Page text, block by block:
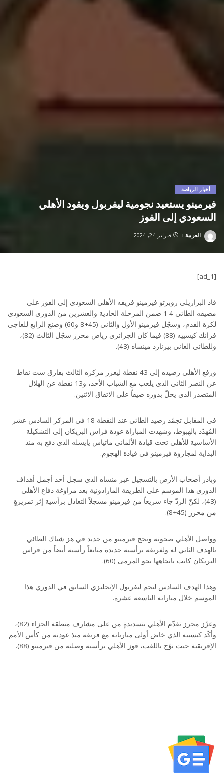
أخبار الرياضة
فيرمينو يستعيد نجومية ليفربول ويقود الأهلي
السعودي إلى الفوز
Posted
العربية فبراير 24, 2024
[ad_1]
قاد البرازيلي روبرتو فيرمينو فريقه الأهلي السعودي إلى الفوز على
مضيفه الطائي 4-1 ضمن المرحلة الحادية والعشرين من الدوري السعودي
لكرة القدم، وسجّل فيرمينو الأول والثاني (45+8 و60) وصنع الرابع للعاجي
فرانك كيسييه (88) فيما كان الجزائري رياض محرز سجّل الثالث (82)،
وللطائي الغاني بيرنارد مينساه (43).
ورفع الأهلي رصيده إلى 43 نقطة ليعزز مركزه الثالث بفارق ست نقاط
عن النصر الثاني الذي يلعب مع الشباب الأحد، و13 نقطة عن الهلال
المتصدر الذي يحلّ بدوره ضيفاً على الاتفاق الاثنين.
في المقابل تجمّد رصيد الطائي عند النقطة 18 في المركز السادس عشر
المُهدّد بالهبوط، وشهدت المباراة عودة فراس البريكان إلى التشكيلة
الأساسية للأهلي تحت قيادة الألماني ماتياس يايسله الذي دفع به منذ
البداية لمجاروة فيرمينو في قيادة الهجوم.
وبادر أصحاب الأرض بالتسجيل عبر منساه الذي سجل أحد أجمل أهداف
الدوري هذا الموسم على الطريقة المارادونية بعد مراوغة دفاع الأهلي
(43)، لكنّ الردّ جاء سريعاً من فيرمينو مسجلاً التعادل برأسية إثر تمريرةٍ
من محرز (45+8).
وواصل الأهلي صحوته ونجح فيرمينو من جديد في هز شباك الطائي
بالهدف الثاني له ولفريقه برأسية جديدة متابعاً رأسية أيضاً من فراس
البريكان كانت باتجاهها نحو المرمى (60).
وهذا الهدف السادس لنجم ليفربول الإنجليزي السابق في الدوري هذا
الموسم خلال مباراته التاسعة عشرة.
وعزّز محرز تقدّم الأهلي بتسديدةٍ من على مشارف منطقة الجزاء (82)،
وأكّد كيسييه الذي خاض أولى مبارياته مع فريقه منذ عودته من كأس الأمم
الإفريقية حيث توّج باللقب، فوز الأهلي برأسية وصلته من فيرمينو (88).